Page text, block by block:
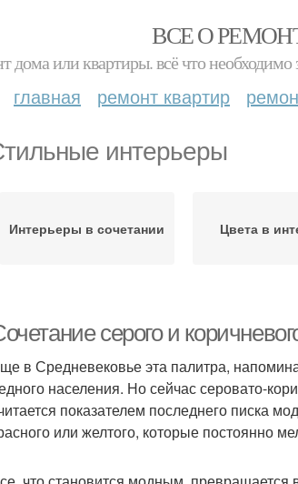
ВСЕ О
дома или квартиры. всё что
главная ремонт квартир
интерьеры
Интерьеры в сочетании Цвета в
серого и
в Средневековье эта палитра,
населения. Но сейчас серовато-
показателем последнего писка
или желтого, которые постоянно